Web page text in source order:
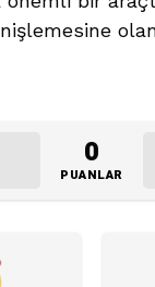
0
PUANLAR